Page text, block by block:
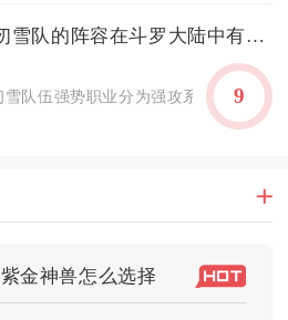
千仞雪队的阵容在斗罗大陆中有哪些强势职业
雪队伍强势职业分为强攻系主核、控
9
金神兽怎么选择